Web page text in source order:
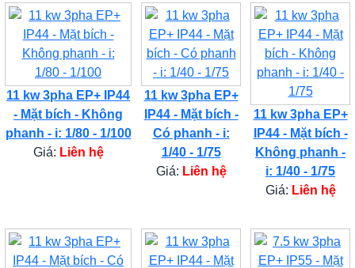
11 kw 3pha EP+ IP44
- Mặt bích - Không
phanh - i: 1/80 - 1/100
Giá: Liên hệ
11 kw 3pha EP+
IP44 - Mặt bích -
Có phanh - i:
1/40 - 1/75
Giá: Liên hệ
11 kw 3pha EP+
IP44 - Mặt bích -
Không phanh -
i: 1/40 - 1/75
Giá: Liên hệ